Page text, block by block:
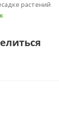
повышенная,
с
сокращают,
от условий
растений